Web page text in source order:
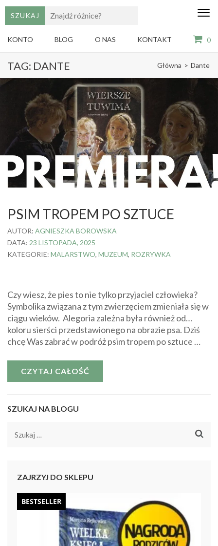
KONTO BLOG O NAS KONTAKT 0
content
Gry,
i
książki
dla
TAG: DANTE Główna > Dante
PSIM TROPEM PO SZTUCE
AUTOR: AGNIESZKA BOROWSKA
DATA: 23 LISTOPADA, 2025
KATEGORIE: MALARSTWO, MUZEUM, ROZRYWKA
Czy wiesz, że pies to nie tylko przyjaciel człowieka?
Symbolika związana z tym zwierzęciem zmieniała się w
ciągu wieków. Alegoria zależna była również od…
koloru sierści przedstawionego na obrazie psa. Dziś
chcę Was zabrać w podróż psim tropem po sztuce …
CZYTAJ CAŁOŚĆ
SZUKAJ NA BLOGU
Szukaj:
ZAJRZYJ DO SKLEPU
BESTSELLER